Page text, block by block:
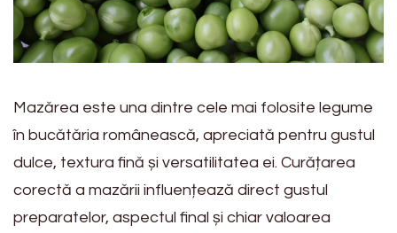
Mazărea este una dintre cele mai folosite legume
în bucătăria românească, apreciată pentru gustul
dulce, textura fină și versatilitatea ei. Curățarea
corectă a mazării influențează direct gustul
preparatelor, aspectul final și chiar valoarea